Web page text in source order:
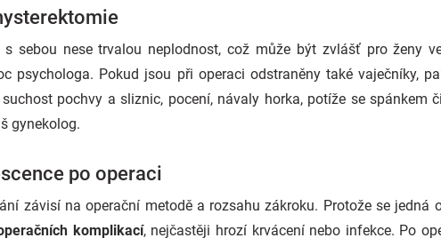
s sebou nese trvalou neplodnost, což může být zvlášť pro ženy
psychologa. Pokud jsou při operaci odstraněny také vaječníky,
pochvy a sliznic, pocení, návaly horka, potíže se spánkem
gynekolog.
po operaci
závisí na operační metodě a rozsahu zákroku. Protože se jedná
komplikací, nejčastěji hrozí krvácení nebo infekce. Po